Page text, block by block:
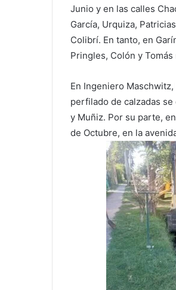
Junio y en las calles
García, Urquiza,
Colibrí. En tanto, en
Pringles, Colón y Tomás
En Ingeniero
perfilado de calzadas
y Muñiz. Por su parte,
de Octubre, en la